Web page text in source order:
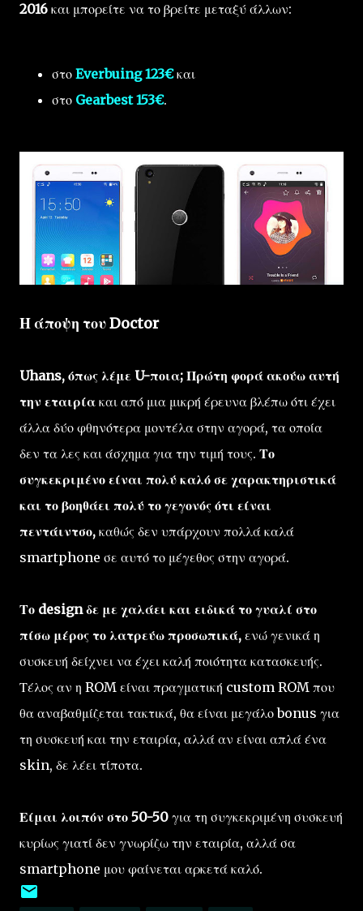
2016 και μπορείτε να το βρείτε μεταξύ άλλων:
στο Everbuing 123€και
στο Gearbest 153€.
Η άποψη του Doctor
Uhans, όπως λέμε U-ποια; Πρώτη φορά ακούω αυτή
την εταιρία και από μια μικρή έρευνα βλέπω ότι έχει
άλλα δύο φθηνότερα μοντέλα στην αγορά, τα οποία
δεν τα λες και άσχημα για την τιμή τους. Το
συγκεκριμένο είναι πολύ καλό σε χαρακτηριστικά
και το βοηθάει πολύ το γεγονός ότι είναι
πεντάιντσο, καθώς δεν υπάρχουν πολλά καλά
smartphone σε αυτό το μέγεθος στην αγορά.
Το design δε με χαλάει και ειδικά το γυαλί στο
πίσω μέρος το λατρεύω προσωπικά, ενώ γενικά η
συσκευή δείχνει να έχει καλή ποιότητα κατασκευής.
Τέλος αν η ROM είναι πραγματική custom ROM που
θα αναβαθμίζεται τακτικά, θα είναι μεγάλο bonus για
τη συσκευή και την εταιρία, αλλά αν είναι απλά ένα
skin, δε λέει τίποτα.
Είμαι λοιπόν στο 50-50 για τη συγκεκριμένη συσκευή
κυρίως γιατί δεν γνωρίζω την εταιρία, αλλά σα
smartphone μου φαίνεται αρκετά καλό.